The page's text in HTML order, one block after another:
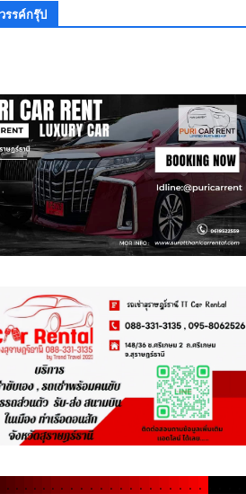
รรค์กรุ๊ป
. . . . . . . . . . . . . . . . . . . . .